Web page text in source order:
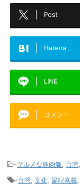
Post
Hatena
LINE
コメント
-グルメな鳥肉飯 台湾
-台湾 文化 梁記嘉義